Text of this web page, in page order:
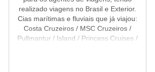
realizado viagens no Brasil e Exterior.
Cias marítimas e fluviais que já viajou:
Costa Cruzeiros / MSC Cruzeiros /
Pullmantur / Island / Princess Cruises /